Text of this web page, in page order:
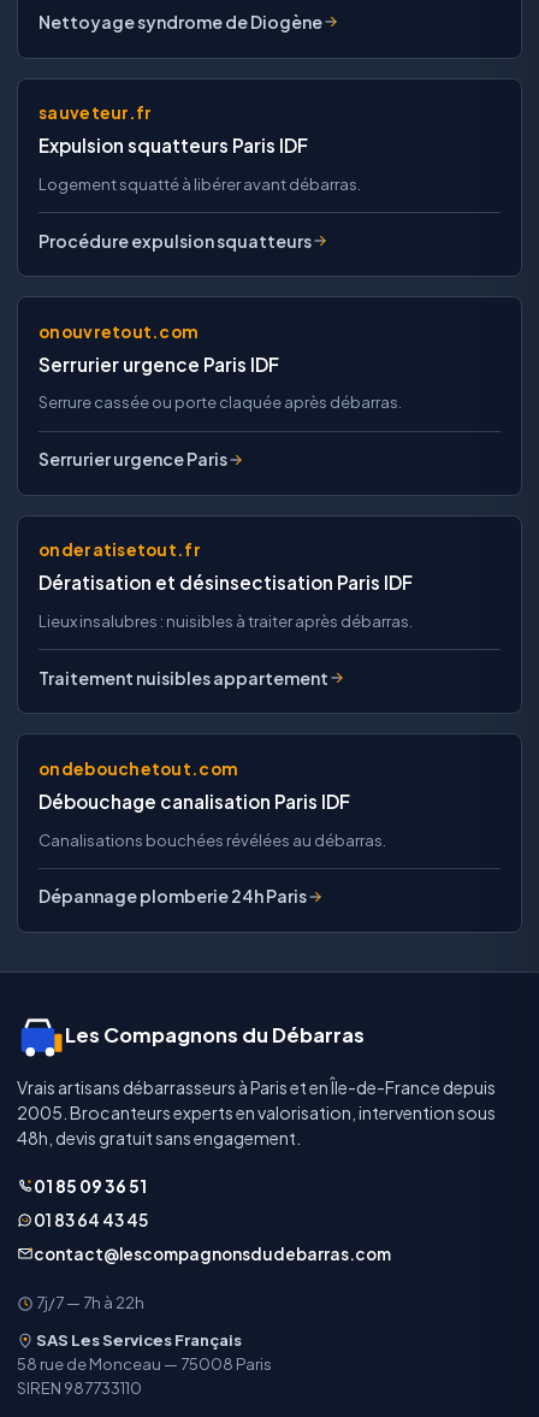
Nettoyage syndrome de Diogène
sauveteur.fr
Expulsion squatteurs Paris IDF
Logement squatté à libérer avant débarras.
Procédure expulsion squatteurs
onouvretout.com
Serrurier urgence Paris IDF
Serrure cassée ou porte claquée après débarras.
Serrurier urgence Paris
onderatisetout.fr
Dératisation et désinsectisation Paris IDF
Lieux insalubres : nuisibles à traiter après débarras.
Traitement nuisibles appartement
ondebouchetout.com
Débouchage canalisation Paris IDF
Canalisations bouchées révélées au débarras.
Dépannage plomberie 24h Paris
Les Compagnons du Débarras
Vrais artisans débarrasseurs à Paris et en Île-de-France depuis
2005. Brocanteurs experts en valorisation, intervention sous
48h, devis gratuit sans engagement.
01 85 09 36 51
01 83 64 43 45
contact@lescompagnonsdudebarras.com
7j/7 — 7h à 22h
SAS Les Services Français
58 rue de Monceau — 75008 Paris
SIREN 987733110